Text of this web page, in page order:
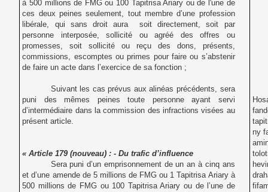
à 500 millions de FMG ou 100 Tapitrisa Ariary ou de l'une de
ces deux peines seulement, tout membre d’une profession
libérale, qui sans droit aura soit directement, soit par
personne interposée, sollicité ou agréé des offres ou
promesses, soit sollicité ou reçu des dons, présents,
commissions, escomptes ou primes pour faire ou s’abstenir
de faire un acte dans l’exercice de sa fonction ;
Suivant les cas prévus aux alinéas précédents, sera
puni des mêmes peines toute personne ayant servi
d’intermédiaire dans la commission des infractions visées au
présent article.
« Article 179 (nouveau) : - Du trafic d’influence
Sera puni d’un emprisonnement de un an à cinq ans
et d’une amende de 5 millions de FMG ou 1 Tapitrisa Ariary à
500 millions de FMG ou 100 Tapitrisa Ariary ou de l’une de
ny